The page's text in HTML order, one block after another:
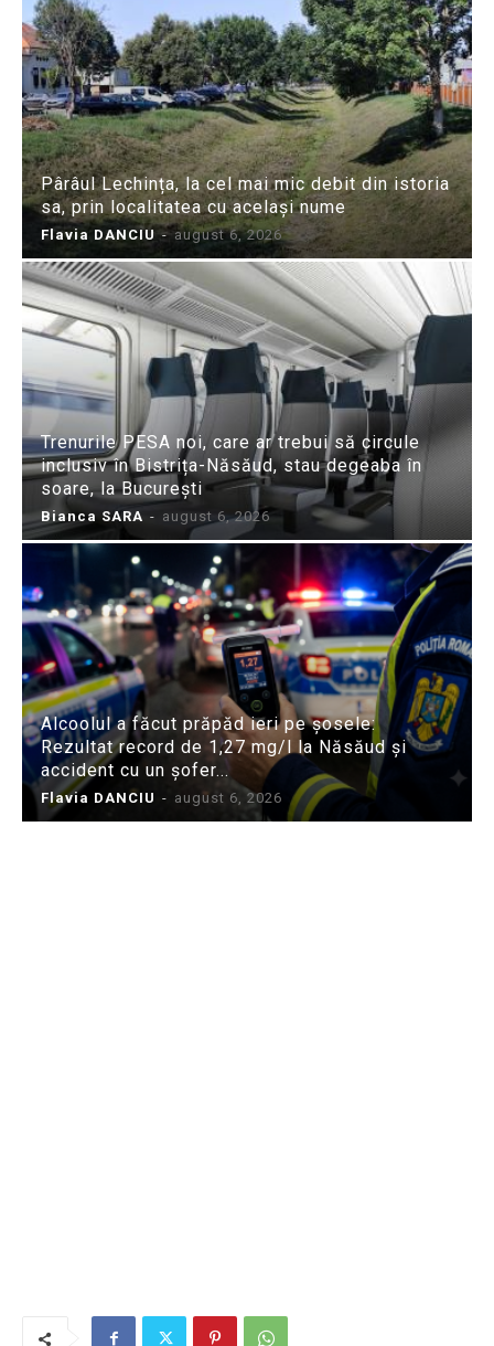
Pârâul Lechința, la cel mai mic debit din istoria
sa, prin localitatea cu același nume
Flavia DANCIU - august 6, 2026
Trenurile PESA noi, care ar trebui să circule
inclusiv în Bistrița-Năsăud, stau degeaba în
soare, la București
Bianca SARA - august 6, 2026
Alcoolul a făcut prăpăd ieri pe șosele:
Rezultat record de 1,27 mg/l la Năsăud și
accident cu un șofer...
Flavia DANCIU - august 6, 2026